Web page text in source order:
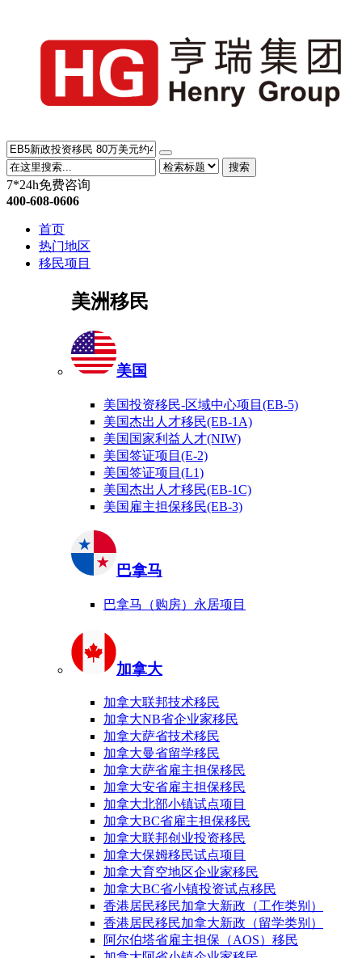
搜索
7*24h免费咨询
400-608-0606
首页
热门地区
移民项目
美洲移民
美国
美国投资移民-区域中心项目(EB-5)
美国杰出人才移民(EB-1A)
美国国家利益人才(NIW)
美国签证项目(E-2)
美国签证项目(L1)
美国杰出人才移民(EB-1C)
美国雇主担保移民(EB-3)
巴拿马
巴拿马（购房）永居项目
加拿大
加拿大联邦技术移民
加拿大NB省企业家移民
加拿大萨省技术移民
加拿大曼省留学移民
加拿大萨省雇主担保移民
加拿大安省雇主担保移民
加拿大北部小镇试点项目
加拿大BC省雇主担保移民
加拿大联邦创业投资移民
加拿大保姆移民试点项目
加拿大育空地区企业家移民
加拿大BC省小镇投资试点移民
香港居民移民加拿大新政（工作类别）
香港居民移民加拿大新政（留学类别）
阿尔伯塔省雇主担保（AOS）移民